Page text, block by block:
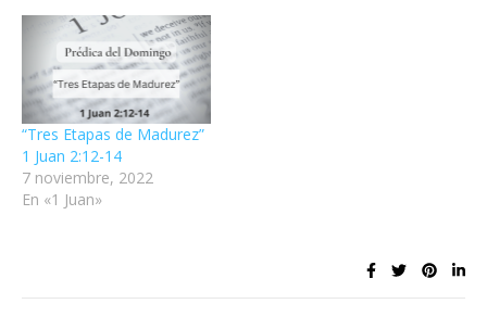
“Tres Etapas de Madurez”
1 Juan 2:12-14
7 noviembre, 2022
En «1 Juan»